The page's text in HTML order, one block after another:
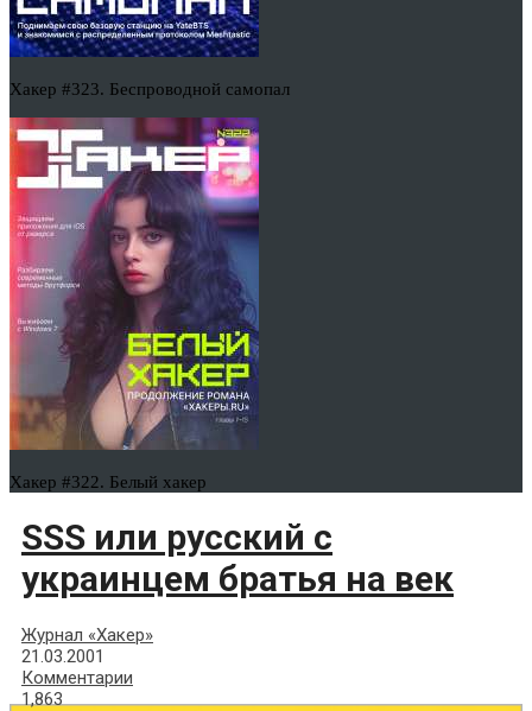
Хакер #323. Беспроводной самопал
Хакер #322. Белый хакер
SSS или русский с
украинцем братья на век
Журнал «Хакер»
21.03.2001
Комментарии
1,863